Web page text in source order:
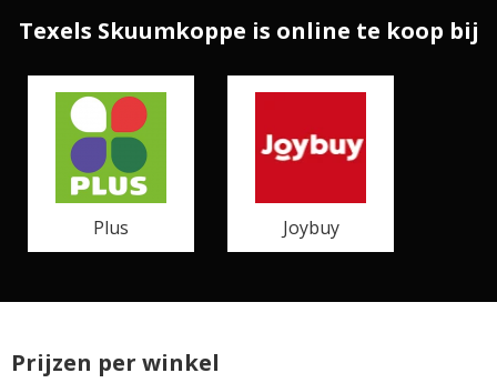
Texels Skuumkoppe is online te koop bij
Plus Joybuy
Prijzen per winkel